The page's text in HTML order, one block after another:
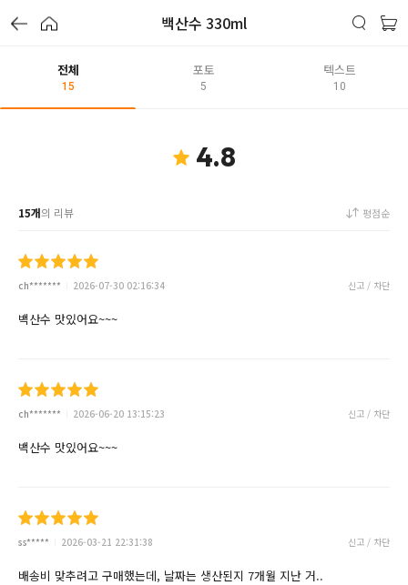
백산수 330ml
전체
15
포토
5
텍스트
10
4.8
15개의 리뷰 평점순
ch******* 2026-07-30 02:16:34 신고 / 차단
백산수 맛있어요~~~
ch******* 2026-06-20 13:15:23 신고 / 차단
백산수 맛있어요~~~
ss***** 2026-03-21 22:31:38 신고 / 차단
배송비 맞추려고 구매했는데, 날짜는 생산된지 7개월 지난 거..